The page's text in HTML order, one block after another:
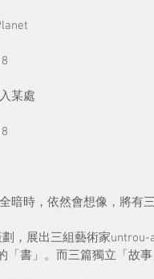
某處
暗時，依然會想像，將有
，展出三組藝術家
「書」。而三篇獨立「故